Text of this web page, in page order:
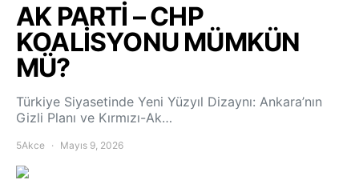
AK PARTİ – CHP
KOALİSYONU MÜMKÜN
MÜ?
Türkiye Siyasetinde Yeni Yüzyıl Dizaynı: Ankara’nın
Gizli Planı ve Kırmızı-Ak…
5Akce Mayıs 9, 2026